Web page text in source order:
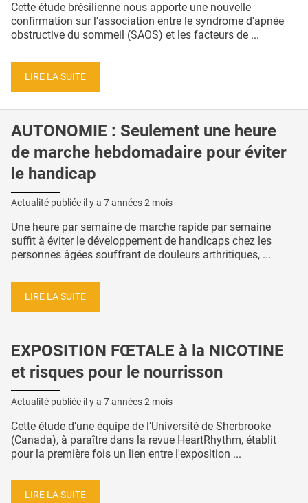
Cette étude brésilienne nous apporte une nouvelle
confirmation sur l'association entre le syndrome d'apnée
obstructive du sommeil (SAOS) et les facteurs de ...
LIRE LA SUITE
AUTONOMIE : Seulement une heure
de marche hebdomadaire pour éviter
le handicap
Actualité publiée il y a 7 années 2 mois
Une heure par semaine de marche rapide par semaine
suffit à éviter le développement de handicaps chez les
personnes âgées souffrant de douleurs arthritiques, ...
LIRE LA SUITE
EXPOSITION FŒTALE à la NICOTINE
et risques pour le nourrisson
Actualité publiée il y a 7 années 2 mois
Cette étude d’une équipe de l’Université de Sherbrooke
(Canada), à paraître dans la revue HeartRhythm, établit
pour la première fois un lien entre l'exposition ...
LIRE LA SUITE